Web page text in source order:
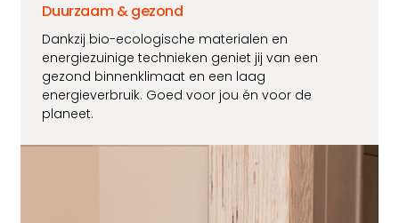
Duurzaam & gezond
Dankzij bio-ecologische materialen en
energiezuinige technieken geniet jij van een
gezond binnenklimaat en een laag
energieverbruik. Goed voor jou én voor de
planeet.